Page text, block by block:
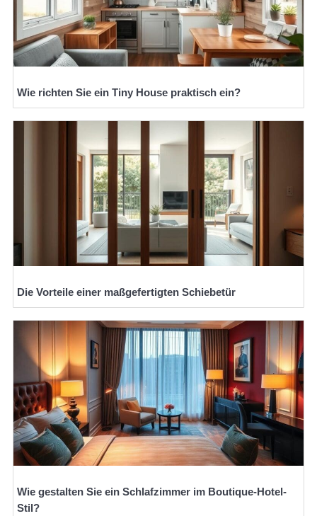
Wie richten Sie ein Tiny House praktisch ein?
Die Vorteile einer maßgefertigten Schiebetür
Wie gestalten Sie ein Schlafzimmer im Boutique-Hotel-
Stil?